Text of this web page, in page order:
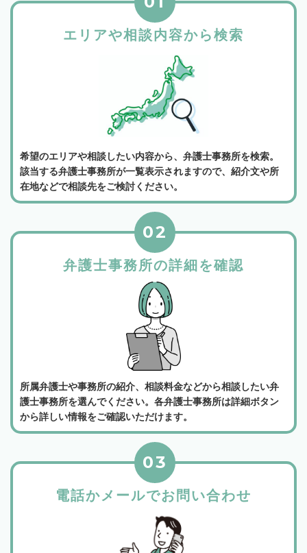
エリアや相談内容から検索
希望のエリアや相談したい内容から、弁護士事務所を検索。
該当する弁護士事務所が一覧表示されますので、紹介文や所
在地などで相談先をご検討ください。
弁護士事務所の詳細を確認
02
所属弁護士や事務所の紹介、相談料金などから相談したい弁
護士事務所を選んでください。各弁護士事務所は詳細ボタン
から詳しい情報をご確認いただけます。
電話かメールでお問い合わせ
03